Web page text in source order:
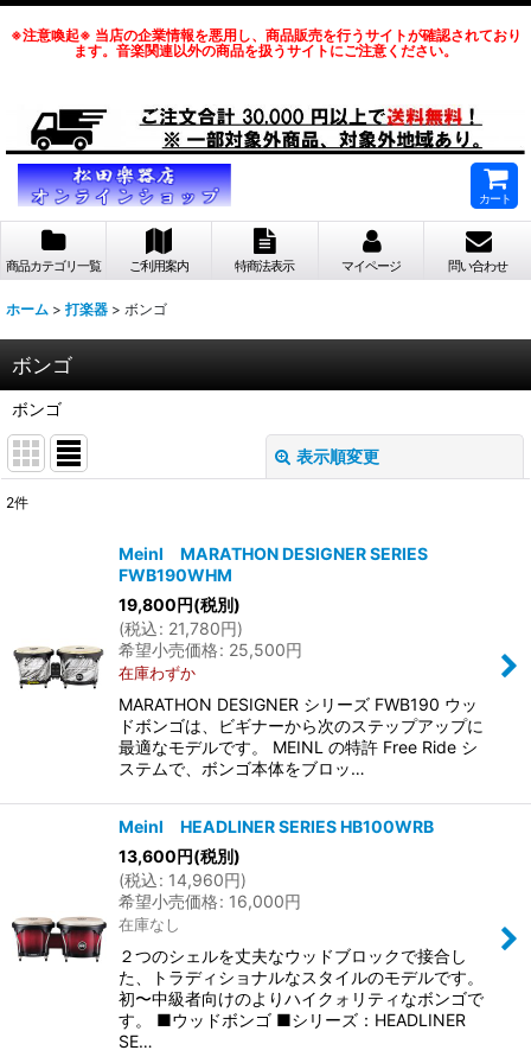
※注意喚起※ 当店の企業情報を悪用し、商品販売を行うサイトが確認されており
ます。音楽関連以外の商品を扱うサイトにご注意ください。
カート
商品カテゴリ一覧 ご利用案内 特商法表示 マイページ 問い合わせ
ホーム > 打楽器 > ボンゴ
ボンゴ
ボンゴ
表示順変更
絞り込む
2件
Meinl MARATHON DESIGNER SERIES
FWB190WHM
19,800円(税別)
(税込: 21,780円)
希望小売価格: 25,500円
在庫わずか
MARATHON DESIGNER シリーズ FWB190 ウッ
ドボンゴは、ビギナーから次のステップアップに
最適なモデルです。 MEINL の特許 Free Ride シ
ステムで、ボンゴ本体をブロッ…
Meinl HEADLINER SERIES HB100WRB
13,600円(税別)
(税込: 14,960円)
希望小売価格: 16,000円
在庫なし
２つのシェルを丈夫なウッドブロックで接合し
た、トラディショナルなスタイルのモデルです。
初〜中級者向けのよりハイクォリティなボンゴで
す。 ■ウッドボンゴ ■シリーズ：HEADLINER
SE…